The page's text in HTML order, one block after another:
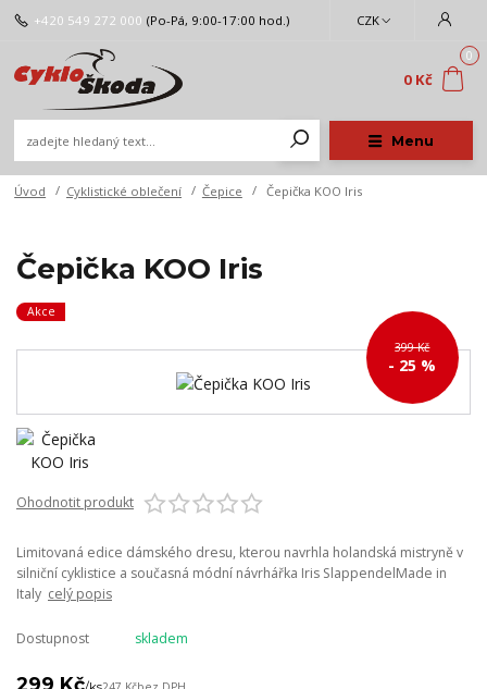
Menu
CZK
+420 549 272 000 (Po-Pá, 9:00-17:00 hod.)
0
0 Kč
Úvod Cyklistické oblečení Čepice Čepička KOO Iris
Čepička KOO Iris
Akce
399 Kč
- 25 %
Ohodnotit produkt
Limitovaná edice dámského dresu, kterou navrhla holandská mistryně v
silniční cyklistice a současná módní návrhářka Iris SlappendelMade in
Italy celý popis
Dostupnost skladem
299 Kč